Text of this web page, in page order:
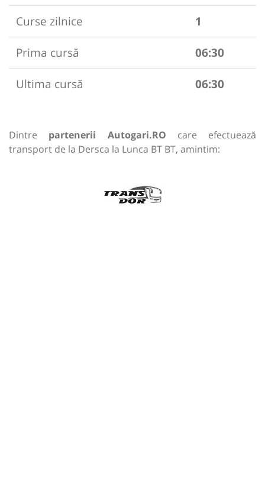
Curse zilnice
1
Prima cursă
06:30
Ultima cursă
06:30
Dintre partenerii Autogari.RO care efectuează
transport de la Dersca la Lunca BT BT, amintim: